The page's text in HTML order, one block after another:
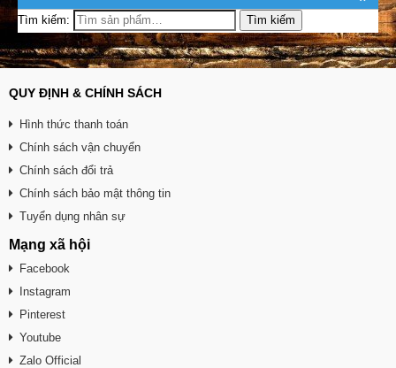
Tìm kiếm:
QUY ĐỊNH & CHÍNH SÁCH
Hình thức thanh toán
Chính sách vận chuyển
Chính sách đổi trả
Chính sách bảo mật thông tin
Tuyển dụng nhân sự
Mạng xã hội
Facebook
Instagram
Pinterest
Youtube
Zalo Official